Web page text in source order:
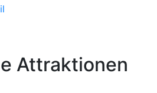
Attraktionen